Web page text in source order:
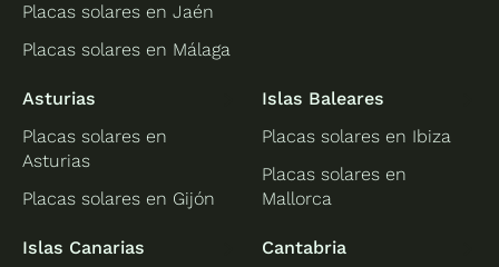
Placas solares en Jaén
Placas solares en Málaga
Asturias
Placas solares en
Asturias
Placas solares en Gijón
Islas Baleares
Placas solares en Ibiza
Placas solares en
Mallorca
Islas Canarias
Cantabria